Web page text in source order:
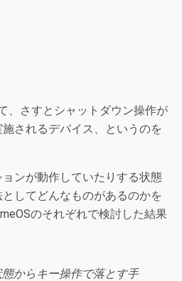
、さすとシャットダウン操作が
されるデバイス、というのを
ンが動作していたりする状態
してどんなものがあるのかを
のそれぞれで検討した結果
からキー操作で落とす手